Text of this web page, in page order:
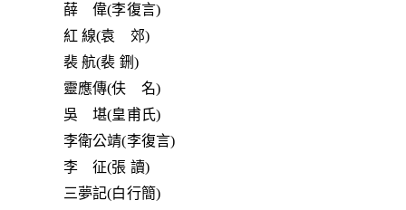
薛 偉(李復言)
紅 線(袁 郊)
裴 航(裴 鉶)
靈應傳(伕 名)
吳 堪(皇甫氏)
李衛公靖(李復言)
李 征(張 讀)
三夢記(白行簡)